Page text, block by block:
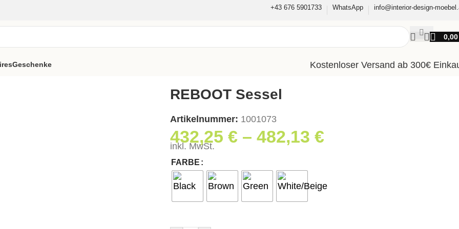
+43 676 5901733 WhatsApp info@interior-design-
Geschenke
Kostenloser Versand ab 300€
REBOOT Sessel
Artikelnummer: 1001073
432,25 €– 482,13 €
inkl. MwSt.
FARBE